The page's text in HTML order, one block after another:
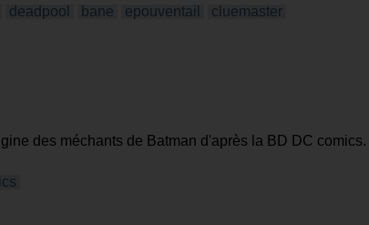
deadpool bane epouventail cluemaster
des méchants de Batman d'après la BD DC comics.
=)